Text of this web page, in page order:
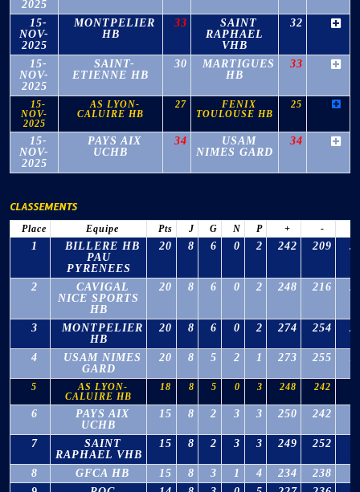
2025
15-
NOV-
2025
MONTPELIER
HB
33
SAINT
RAPHAEL
VHB
32
15-
NOV-
2025
SAINT-
ETIENNE HB
30
MARTIGUES
HB
33
15-
NOV-
2025
AS LYON-
CALUIRE HB
27
FENIX
TOULOUSE HB
25
15-
NOV-
2025
PAYS AIX
UCHB
34
USAM
NIMES GARD
34
CLASSEMENTS
Place Equipe Pts J G N P + -
1
BILLERE HB
PAU
PYRENEES
20 8 6 0 2 242 209
2
CAVIGAL
NICE SPORTS
HB
20 8 6 0 2 248 216
3
MONTPELIER
HB
20 8 6 0 2 274 254
4
USAM NIMES
GARD
20 8 5 2 1 273 255
5
AS LYON-
CALUIRE HB
18 8 5 0 3 248 242
6
PAYS AIX
UCHB
15 8 2 3 3 250 242
7
SAINT
RAPHAEL VHB
15 8 2 3 3 249 252
8 GFCA HB 15 8 3 1 4 234 238